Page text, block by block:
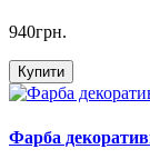
940грн.
Купити
Фарба